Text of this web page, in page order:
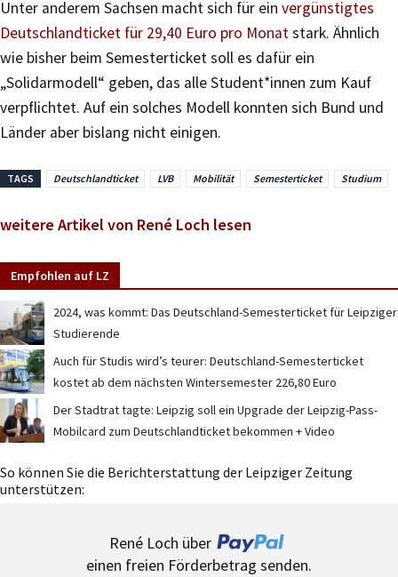
Unter anderem Sachsen macht sich für ein vergünstigtes
Deutschlandticket für 29,40 Euro pro Monatstark. Ähnlich
wie bisher beim Semesterticket soll es dafür ein
„Solidarmodell“ geben, das alle Student*innen zum Kauf
verpflichtet. Auf ein solches Modell konnten sich Bund und
Länder aber bislang nicht einigen.
TAGS Deutschlandticket LVB Mobilität Semesterticket Studium
weitere Artikel von René Loch lesen
Empfohlen auf LZ
2024, was kommt: Das Deutschland-Semesterticket für Leipziger
Studierende
Auch für Studis wird’s teurer: Deutschland-Semesterticket
kostet ab dem nächsten Wintersemester 226,80 Euro
Der Stadtrat tagte: Leipzig soll ein Upgrade der Leipzig-Pass-
Mobilcard zum Deutschlandticket bekommen + Video
So können Sie die Berichterstattung der Leipziger Zeitung
unterstützen:
René Loch über
einen freien Förderbetrag senden.